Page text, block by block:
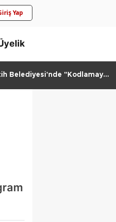
Yap
Belediyesi'nde "Kodlamaya